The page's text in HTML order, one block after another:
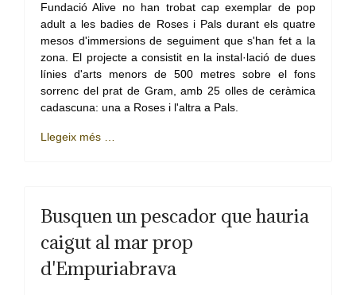
Fundació Alive no han trobat cap exemplar de pop
adult a les badies de Roses i Pals durant els quatre
mesos d'immersions de seguiment que s'han fet a la
zona. El projecte a consistit en la instal·lació de dues
línies d'arts menors de 500 metres sobre el fons
sorrenc del prat de Gram, amb 25 olles de ceràmica
cadascuna: una a Roses i l'altra a Pals.
Llegeix més …
Busquen un pescador que hauria
caigut al mar prop
d'Empuriabrava